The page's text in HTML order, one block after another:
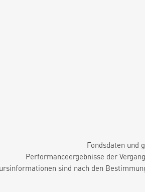
Fondsdaten und
Performanceergebnisse der
sind nach den